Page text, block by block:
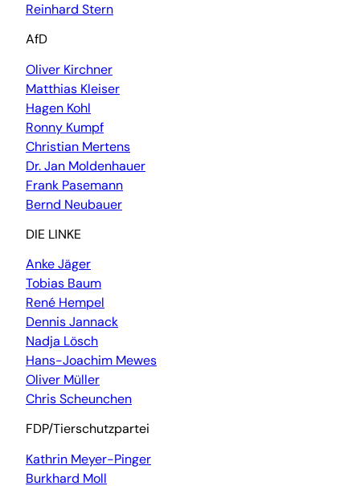
Reinhard Stern
AfD
Oliver Kirchner
Matthias Kleiser
Hagen Kohl
Ronny Kumpf
Christian Mertens
Dr. Jan Moldenhauer
Frank Pasemann
Bernd Neubauer
DIE LINKE
Anke Jäger
Tobias Baum
René Hempel
Dennis Jannack
Nadja Lösch
Hans-Joachim Mewes
Oliver Müller
Chris Scheunchen
FDP/Tierschutzpartei
Kathrin Meyer-Pinger
Burkhard Moll